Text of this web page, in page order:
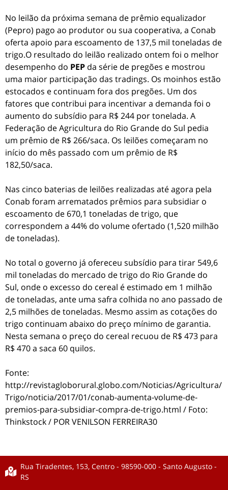
No leilão da próxima semana de prêmio equalizador
(Pepro) pago ao produtor ou sua cooperativa, a Conab
oferta apoio para escoamento de 137,5 mil toneladas de
trigo.O resultado do leilão realizado ontem foi o melhor
desempenho do PEP da série de pregões e mostrou
uma maior participação das tradings. Os moinhos estão
estocados e continuam fora dos pregões. Um dos
fatores que contribui para incentivar a demanda foi o
aumento do subsídio para R$ 244 por tonelada. A
Federação de Agricultura do Rio Grande do Sul pedia
um prêmio de R$ 266/saca. Os leilões começaram no
início do mês passado com um prêmio de R$
182,50/saca.
Nas cinco baterias de leilões realizadas até agora pela
Conab foram arrematados prêmios para subsidiar o
escoamento de 670,1 toneladas de trigo, que
correspondem a 44% do volume ofertado (1,520 milhão
de toneladas).
No total o governo já ofereceu subsídio para tirar 549,6
mil toneladas do mercado de trigo do Rio Grande do
Sul, onde o excesso do cereal é estimado em 1 milhão
de toneladas, ante uma safra colhida no ano passado de
2,5 milhões de toneladas. Mesmo assim as cotações do
trigo continuam abaixo do preço mínimo de garantia.
Nesta semana o preço do cereal recuou de R$ 473 para
R$ 470 a saca 60 quilos.
Fonte:
http://revistagloborural.globo.com/Noticias/Agricultura/
Trigo/noticia/2017/01/conab-aumenta-volume-de-
premios-para-subsidiar-compra-de-trigo.html / Foto:
Thinkstock / POR VENILSON FERREIRA30
Rua Tiradentes, 153, Centro - 98590-000 - Santo Augusto -
RS